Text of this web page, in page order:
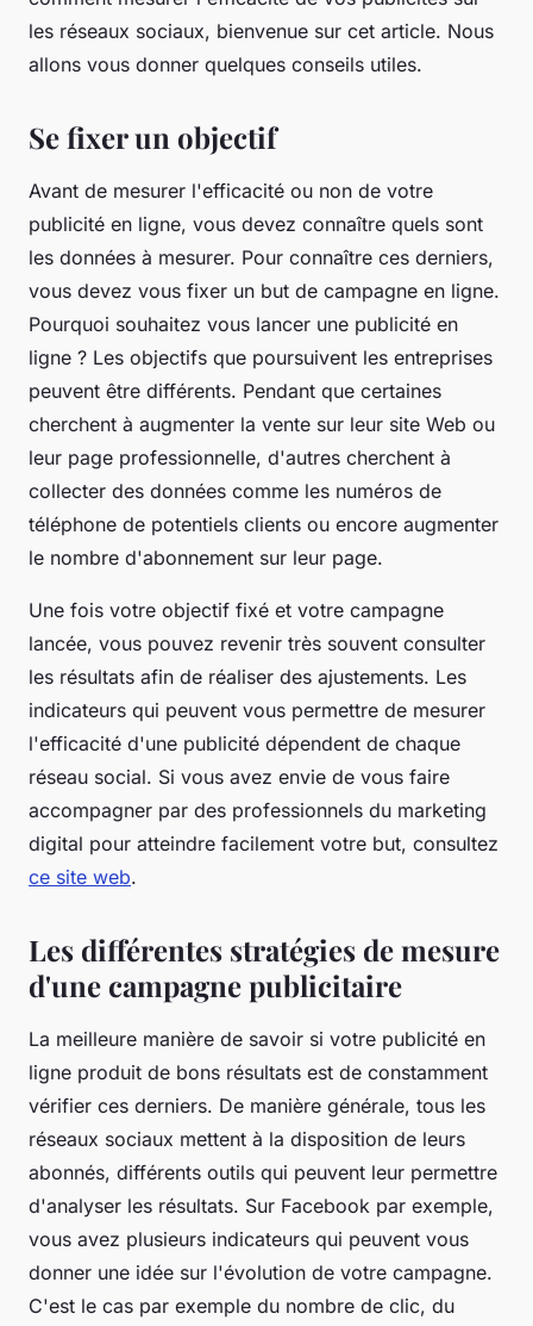
les réseaux sociaux, bienvenue sur cet article. Nous
allons vous donner quelques conseils utiles.
Se fixer un objectif
Avant de mesurer l'efficacité ou non de votre
publicité en ligne, vous devez connaître quels sont
les données à mesurer. Pour connaître ces derniers,
vous devez vous fixer un but de campagne en ligne.
Pourquoi souhaitez vous lancer une publicité en
ligne ? Les objectifs que poursuivent les entreprises
peuvent être différents. Pendant que certaines
cherchent à augmenter la vente sur leur site Web ou
leur page professionnelle, d'autres cherchent à
collecter des données comme les numéros de
téléphone de potentiels clients ou encore augmenter
le nombre d'abonnement sur leur page.
Une fois votre objectif fixé et votre campagne
lancée, vous pouvez revenir très souvent consulter
les résultats afin de réaliser des ajustements. Les
indicateurs qui peuvent vous permettre de mesurer
l'efficacité d'une publicité dépendent de chaque
réseau social. Si vous avez envie de vous faire
accompagner par des professionnels du marketing
digital pour atteindre facilement votre but, consultez
ce site web.
Les différentes stratégies de mesure
d'une campagne publicitaire
La meilleure manière de savoir si votre publicité en
ligne produit de bons résultats est de constamment
vérifier ces derniers. De manière générale, tous les
réseaux sociaux mettent à la disposition de leurs
abonnés, différents outils qui peuvent leur permettre
d'analyser les résultats. Sur Facebook par exemple,
vous avez plusieurs indicateurs qui peuvent vous
donner une idée sur l'évolution de votre campagne.
C'est le cas par exemple du nombre de clic, du